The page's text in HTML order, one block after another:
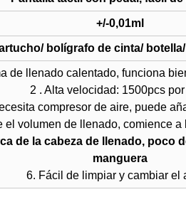
+/-0,01ml
bolígrafo de cinta/
de llenado calentado, funciona
2 . Alta velocidad: 1500pcs
compresor de aire, puede
el volumen de llenado, comience a
de la cabeza de llenado, poco
manguera
6. Fácil de limpiar y cambiar el